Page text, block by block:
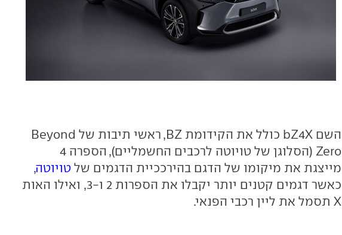
השם bZ4X כולל את הקידומת BZ, ראשי תיבות של Beyond
Zero (הסלוגן של טויוטה לרכבים החשמליים), הספרה 4
מייצגת את מיקומו של הדגם בהירככיית הדגמים של טויוטה,
כאשר דגמים קטנים יותר יקבלו את הספרות 2 ו-3, ואילו האות
X תסמל את ליין רכבי הפנאי.